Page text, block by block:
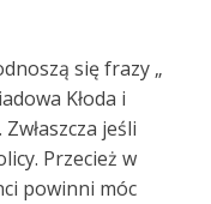
się frazy „
Kłoda i
Zwłaszcza jeśli
Przecież w
powinni móc